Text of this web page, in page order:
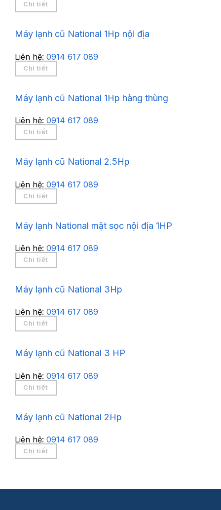
Chi tiết
Máy lạnh cũ National 1Hp nội địa
Liên hệ: 0914 617 089
Chi tiết
Máy lạnh cũ National 1Hp hàng thùng
Liên hệ: 0914 617 089
Chi tiết
Máy lạnh cũ National 2.5Hp
Liên hệ: 0914 617 089
Chi tiết
Máy lạnh National mặt sọc nội địa 1HP
Liên hệ: 0914 617 089
Chi tiết
Máy lạnh cũ National 3Hp
Liên hệ: 0914 617 089
Chi tiết
Máy lạnh cũ National 3 HP
Liên hệ: 0914 617 089
Chi tiết
Máy lạnh cũ National 2Hp
Liên hệ: 0914 617 089
Chi tiết